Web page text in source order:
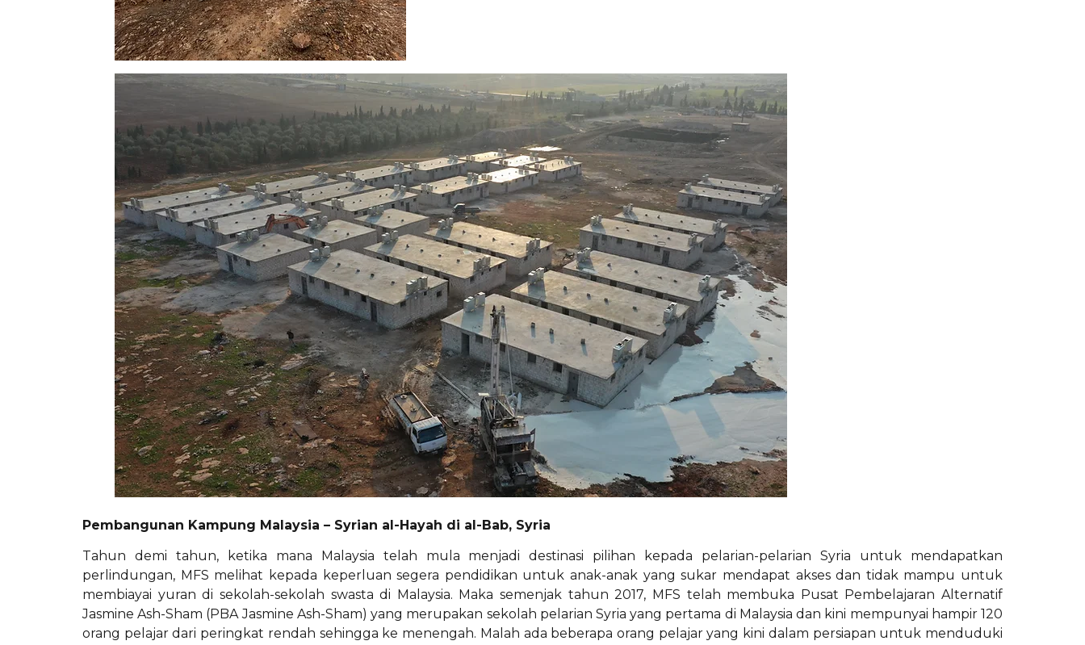
Pembangunan Kampung Malaysia – Syrian al-Hayah di al-Bab, Syria
Tahun demi tahun, ketika mana Malaysia telah mula menjadi destinasi pilihan kepada pelarian-pelarian Syria untuk mendapatkan
perlindungan, MFS melihat kepada keperluan segera pendidikan untuk anak-anak yang sukar mendapat akses dan tidak mampu untuk
membiayai yuran di sekolah-sekolah swasta di Malaysia. Maka semenjak tahun 2017, MFS telah membuka Pusat Pembelajaran Alternatif
Jasmine Ash-Sham (PBA Jasmine Ash-Sham) yang merupakan sekolah pelarian Syria yang pertama di Malaysia dan kini mempunyai hampir 120
orang pelajar dari peringkat rendah sehingga ke menengah. Malah ada beberapa orang pelajar yang kini dalam persiapan untuk menduduki